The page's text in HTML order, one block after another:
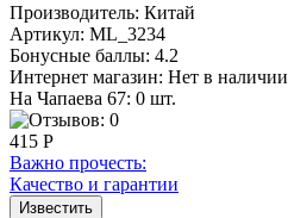
Производитель: Китай
Артикул: ML_3234
Бонусные баллы: 4.2
Интернет магазин: Нет в наличии
На Чапаева 67: 0 шт.
415 Р
Важно прочесть:
Качество и гарантии